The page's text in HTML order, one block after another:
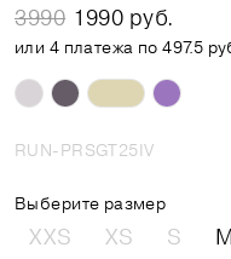
3990 1990 руб.
или 4 платежа по 497.5
RUN-PRSGT25IV
Выберите размер
XXS XS S